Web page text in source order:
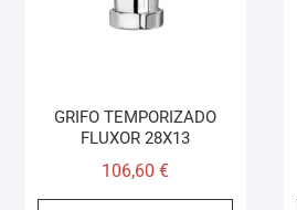
GRIFO TEMPORIZADO
FLUXOR 28X13
106,60 €